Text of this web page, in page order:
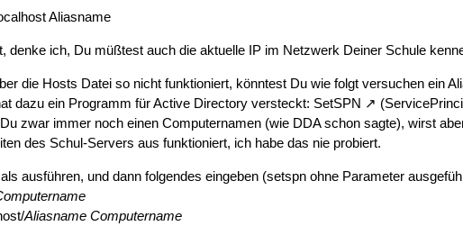
Aliasname
denke ich, Du müßtest auch die aktuelle IP im Netzwerk Deiner Schule
die Hosts Datei so nicht funktioniert, könntest Du wie folgt versuchen ein
dazu ein Programm für Active Directory versteckt: SetSPN
zwar immer noch einen Computernamen (wie DDA schon sagte), wirst
des Schul-Servers aus funktioniert, ich habe das nie probiert.
ausführen, und dann folgendes eingeben (setspn ohne Parameter
Aliasname Computername